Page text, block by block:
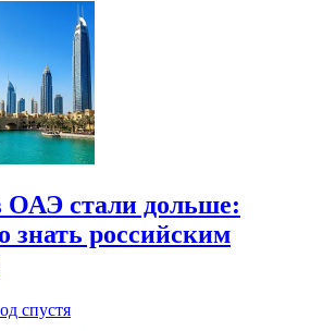
стали дольше:
знать российским
спустя